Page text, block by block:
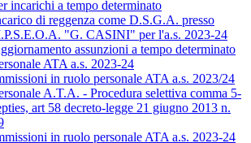
incarichi a tempo determinato
di reggenza come D.S.G.A. presso
"G. CASINI" per l'a.s. 2023-24
assunzioni a tempo determinato
ATA a.s. 2023-24
in ruolo personale ATA a.s. 2023/24
A.T.A. - Procedura selettiva comma 5-
art 58 decreto-legge 21 giugno 2013 n.
in ruolo personale ATA a.s. 2023-24